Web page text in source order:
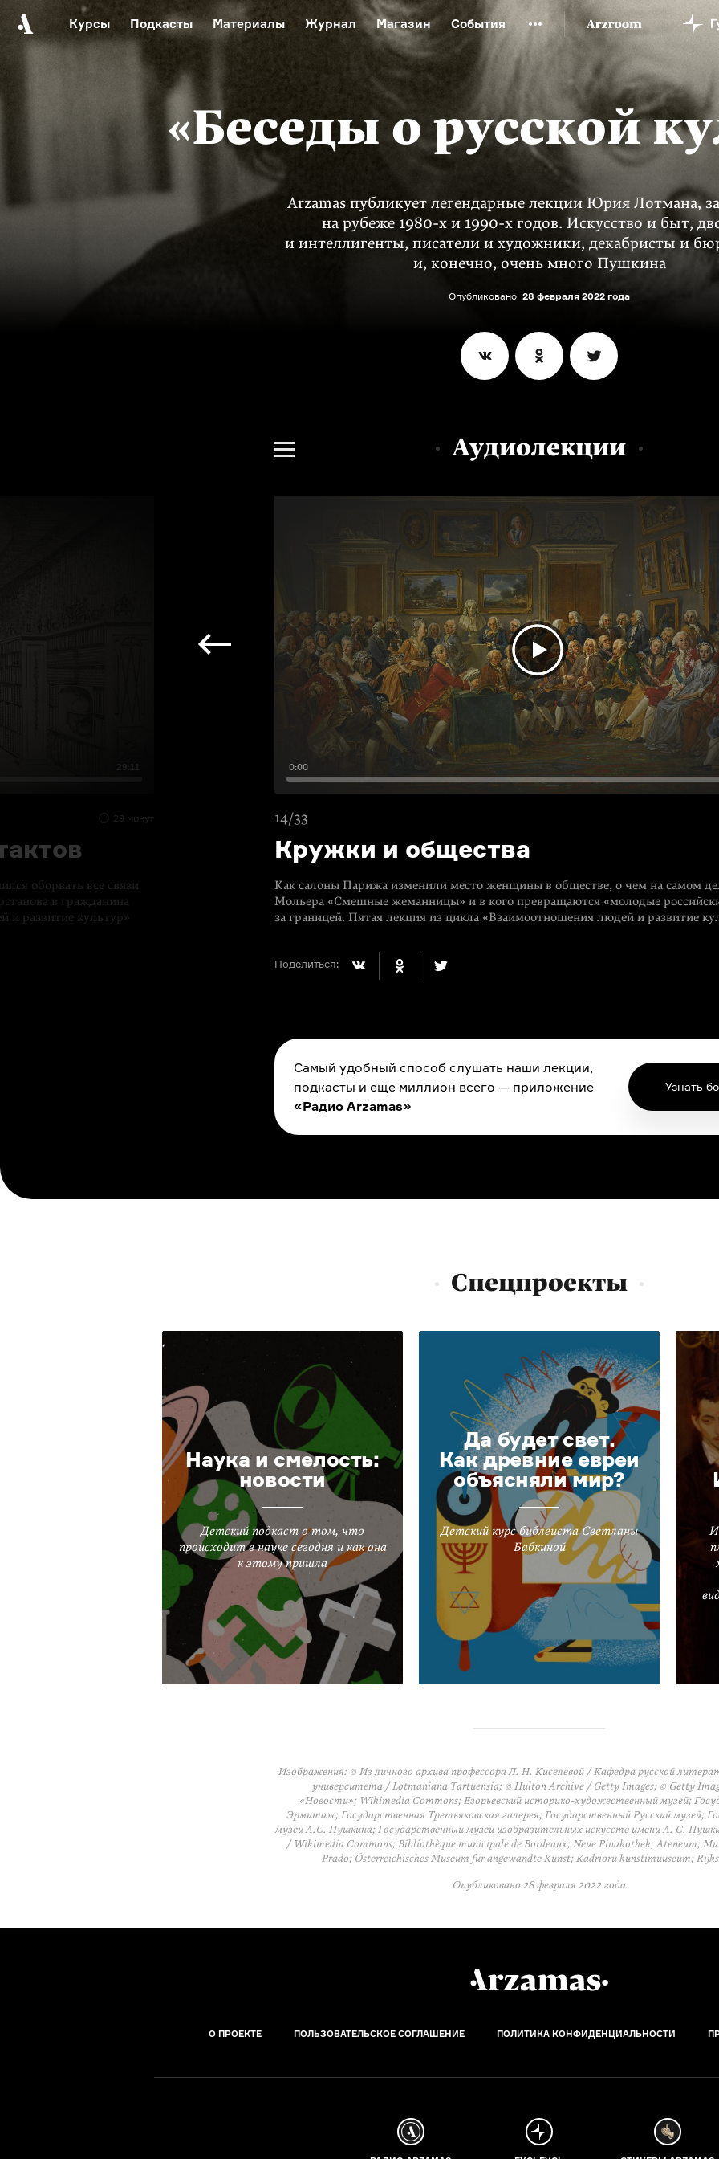
Курсы Подкасты Материалы Журнал Магазин События
Новая Третьяковка Онлайн-университет
Видеоистория русской культуры
Русский язык от «гой еси» до «лол кек»
Русское искусство XX века
Русская литература XX века
«Беседы о русской
Arzamas публикует легендарные лекции Юрия Лотмана,
на рубеже 1980-х и 1990-х годов. Искусство и быт,
и интеллигенты, писатели и художники, декабристы и
и, конечно, очень много Пушкина
Опубликовано 28 февраля 2022 года
Аудиолекции
29:11
29 минут
оборвать все связи
в гражданина
и развитие культур»
0:00
14/33
Кружки и общества
Как салоны Парижа изменили место женщины в обществе, о чем на самом
Мольера «Смешные жеманницы» и в кого превращаются «молодые
за границей. Пятая лекция из цикла «Взаимоотношения людей и развитие
Поделиться:
Самый удобный способ слушать наши лекции,
подкасты и еще миллион всего — приложение
«Радио Arzamas»
Узнать
Спецпроекты
Наука и смелость:
новости
Детский подкаст о том, что
происходит в науке сегодня и как она
к этому пришла
Да будет свет.
Как древние евреи
объясняли мир?
Детский курс библеиста Светланы
Бабкиной
Изображения: © Из личного архива профессора Л. Н. Киселевой / Кафедра русской
университета / Lotmaniana Tartuensia; © Hulton Archive / Getty Images; © Getty
«Новости»; Wikimedia Commons; Егорьевский историко-художественный музей;
Эрмитаж; Государственная Третьяковская галерея; Государственный Русский музей;
музей А.С. Пушкина; Государственный музей изобразительных искусств имени А. С.
/ Wikimedia Commons; Bibliothèque municipale de Bordeaux; Neue Pinakothek; Ateneum;
Prado; Österreichisches Museum für angewandte Kunst; Kadrioru kunstimuuseum;
Опубликовано 28 февраля 2022 года
О ПРОЕКТЕ ПОЛЬЗОВАТЕЛЬСКОЕ СОГЛАШЕНИЕ ПОЛИТИКА КОНФИДЕНЦИАЛЬНОСТИ